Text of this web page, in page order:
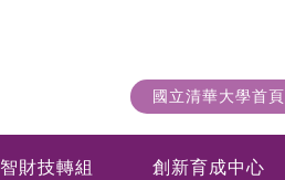
國立清華大學首頁
智財技轉組 創新育成中心